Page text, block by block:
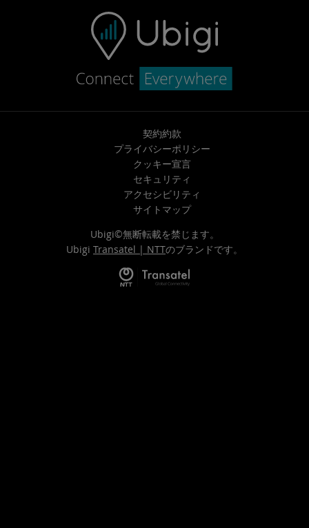
契約約款
プライバシーポリシー
クッキー宣言
セキュリティ
アクセシビリティ
サイトマップ
Ubigi©無断転載を禁じます。
Ubigi Transatel | NTTのブランドです。